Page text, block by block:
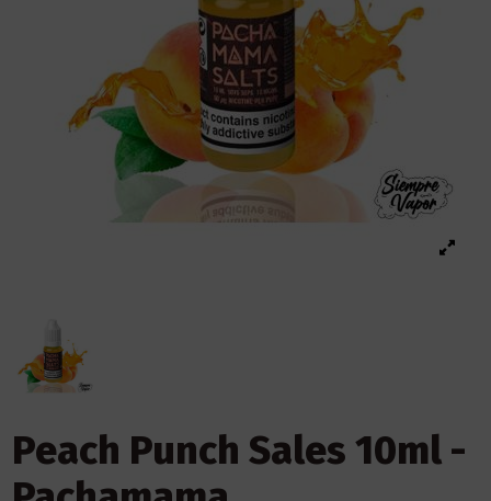
Peach Punch Sales 10ml -